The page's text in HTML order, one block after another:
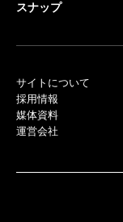
スナップ
サイトについて
採用情報
媒体資料
運営会社